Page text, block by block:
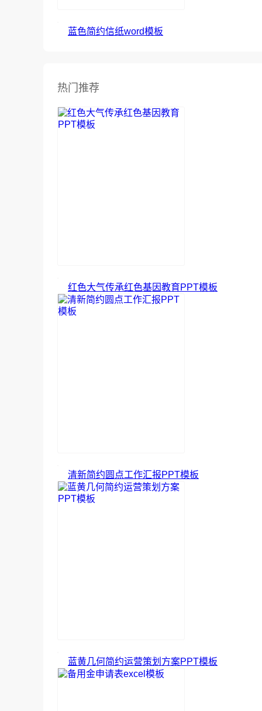
蓝色简约信纸word模板
热门推荐
红色大气传承红色基因教育PPT模板
清新简约圆点工作汇报PPT模板
蓝黄几何简约运营策划方案PPT模板